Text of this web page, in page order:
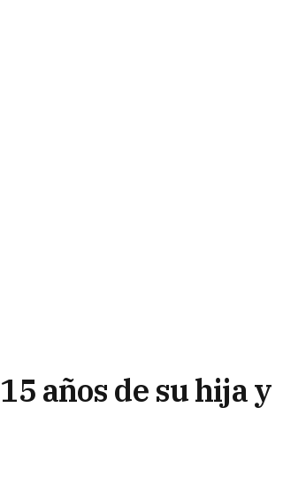
años de su hija y